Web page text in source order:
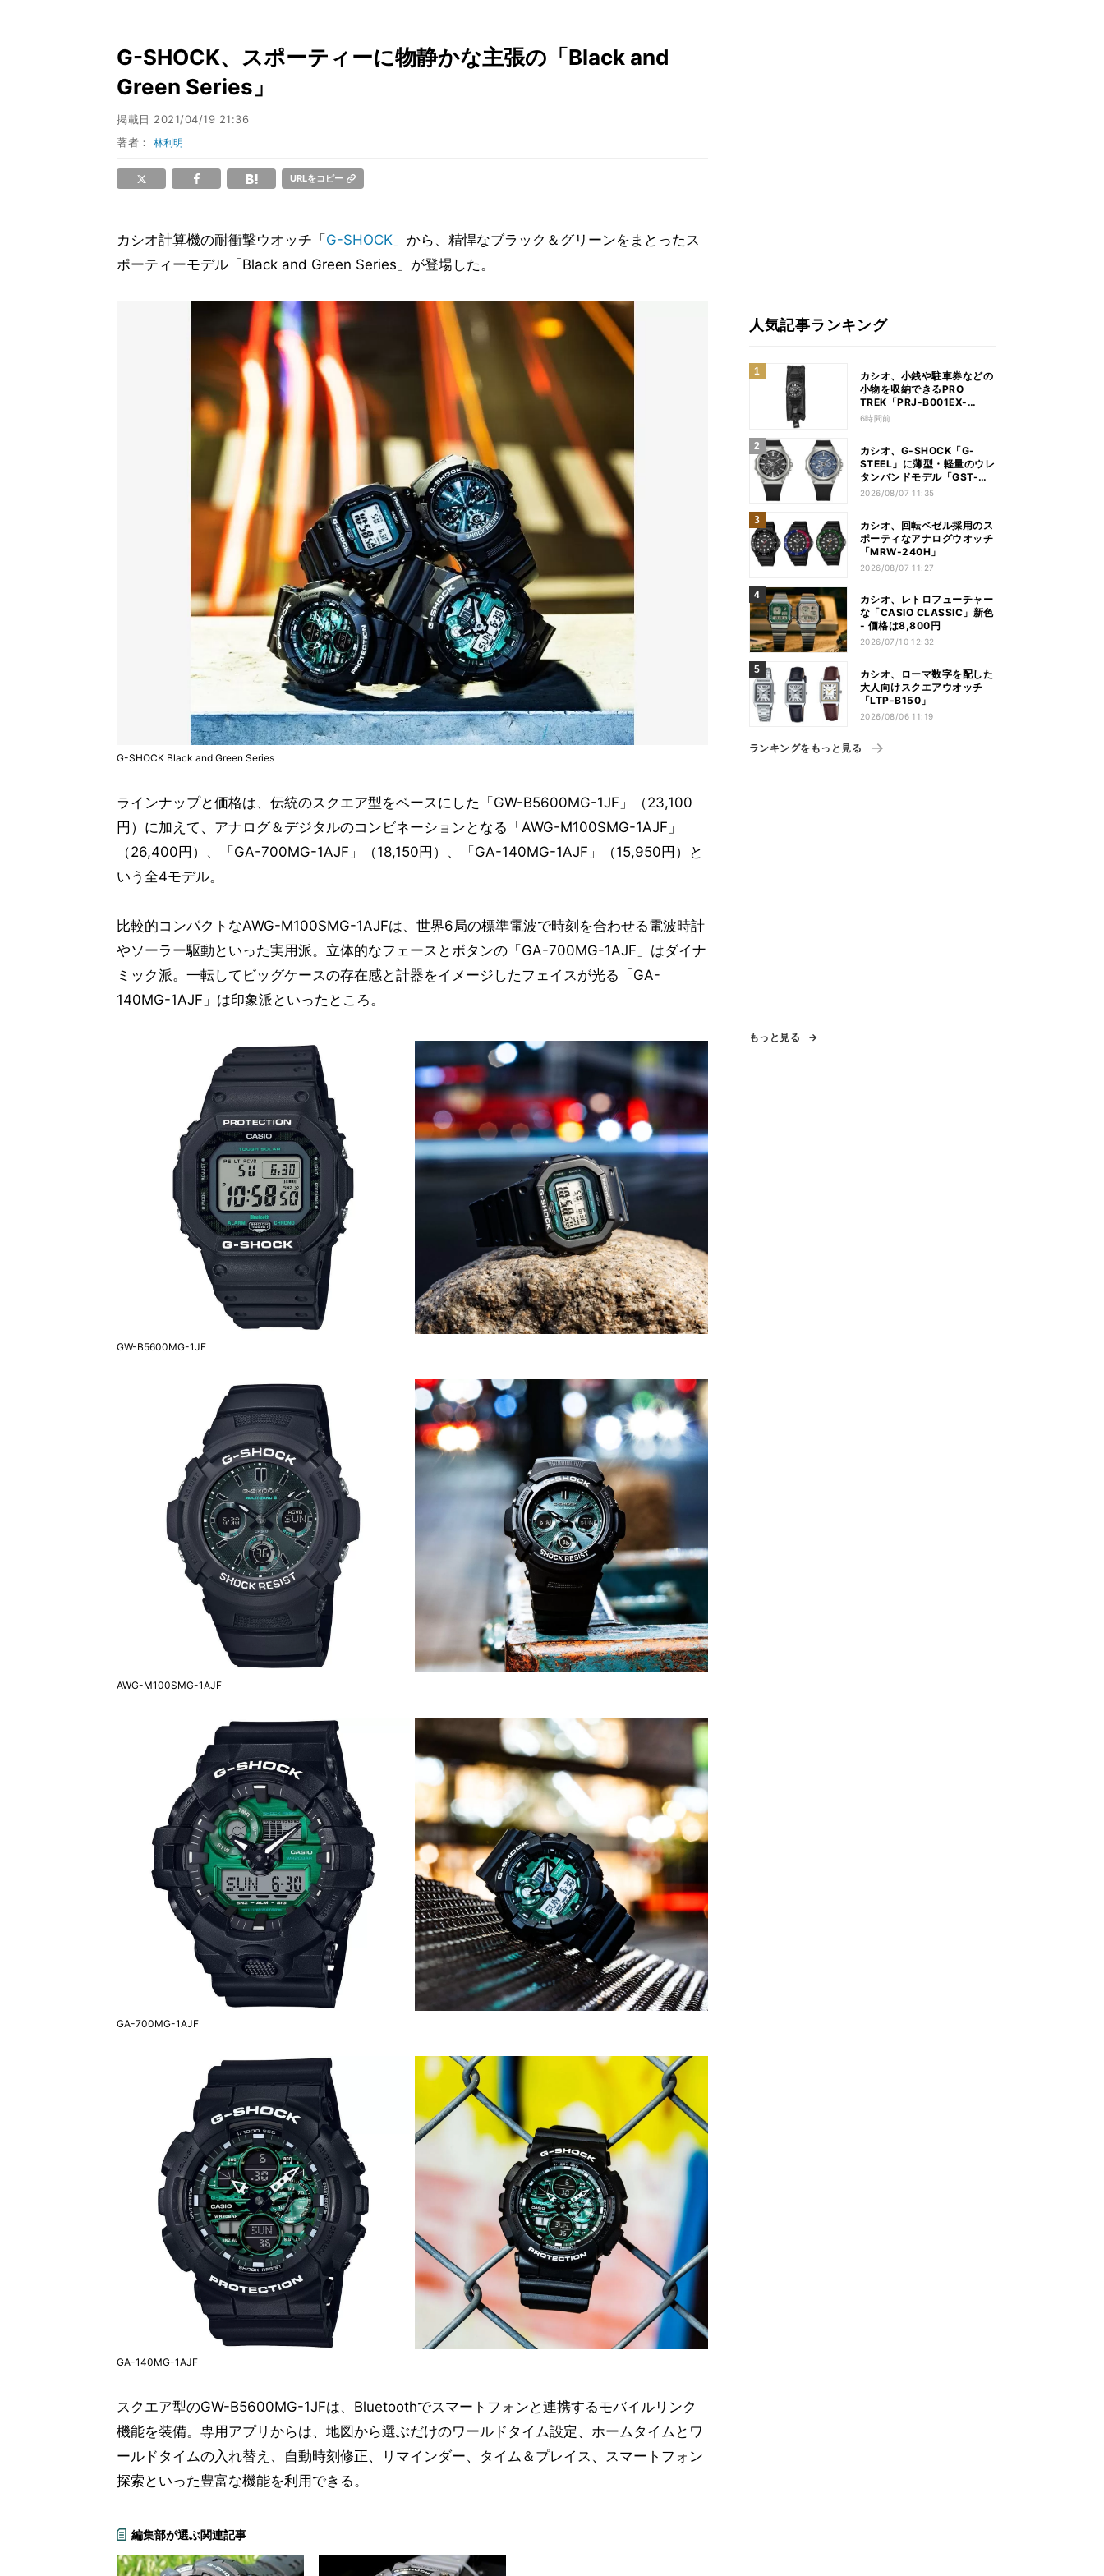
G-SHOCK、スポーティーに物静かな主張の「Black and
Green Series」
掲載日 2021/04/19 21:36
著者：林利明
URLをコピー
カシオ計算機の耐衝撃ウオッチ「 G-SHOCK 」から、精悍なブラック＆グリーンをまとったス
ポーティーモデル「Black and Green Series」が登場した。
G-SHOCK Black and Green Series
ラインナップと価格は、伝統のスクエア型をベースにした「GW-B5600MG-1JF」（23,100
円）に加えて、アナログ＆デジタルのコンビネーションとなる「AWG-M100SMG-1AJF」
（26,400円）、「GA-700MG-1AJF」（18,150円）、「GA-140MG-1AJF」（15,950円）と
いう全4モデル。
比較的コンパクトなAWG-M100SMG-1AJFは、世界6局の標準電波で時刻を合わせる電波時計
やソーラー駆動といった実用派。立体的なフェースとボタンの「GA-700MG-1AJF」はダイナ
ミック派。一転してビッグケースの存在感と計器をイメージしたフェイスが光る「GA-
140MG-1AJF」は印象派といったところ。
GW-B5600MG-1JF
AWG-M100SMG-1AJF
GA-700MG-1AJF
GA-140MG-1AJF
スクエア型のGW-B5600MG-1JFは、Bluetoothでスマートフォンと連携するモバイルリンク
機能を装備。専用アプリからは、地図から選ぶだけのワールドタイム設定、ホームタイムとワ
ールドタイムの入れ替え、自動時刻修正、リマインダー、タイム＆プレイス、スマートフォン
探索といった豊富な機能を利用できる。
編集部が選ぶ関連記事
人気記事ランキング
カシオ、小銭や駐車券などの
小物を収納できるPRO
TREK「PRJ-B001EX-
1JR」
6時間前
カシオ、G-SHOCK「G-
STEEL」に薄型・軽量のウレ
タンバンドモデル「GST-
B1000」
2026/08/07 11:35
カシオ、回転ベゼル採用のス
ポーティなアナログウオッチ
「MRW-240H」
2026/08/07 11:27
カシオ、レトロフューチャー
な「CASIO CLASSIC」新色
- 価格は8,800円
2026/07/10 12:32
カシオ、ローマ数字を配した
大人向けスクエアウオッチ
「LTP-B150」
2026/08/06 11:19
ランキングをもっと見る
もっと見る